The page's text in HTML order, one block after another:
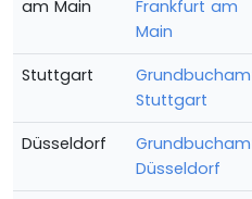
am Main
Frankfurt am
Main
Stuttgart
Stuttgart
Düsseldorf
Düsseldorf